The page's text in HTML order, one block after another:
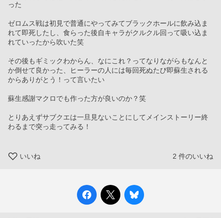
った
ゼロムス戦は初見で普通にやってみてブラックホールに飲み込ま
れて即死したし、食らった後自キャラがクルクル回って吸い込ま
れていったから吹いた笑
その後もギミックわからん、なにこれ？ってなりながらもなんと
か倒せて良かった、ヒーラーの人には毎回死ぬたび即蘇生される
からありがとう！って言いたい
蘇生感謝マクロでも作った方が良いのか？笑
とりあえずサブクエは一旦見ないことにしてメインストーリー終
わるまで突っ走ってみる！
いいね 2 件のいいね